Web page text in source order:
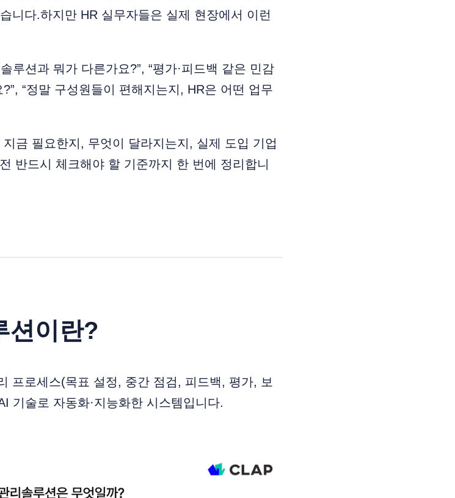
니다.하지만 HR 실무자들은 실제 현장에서 이런
루션과 뭐가 다른가요?”, “평가·피드백 같은 민감
“정말 구성원들이 편해지는지, HR은 어떤 업무
금 필요한지, 무엇이 달라지는지, 실제 도입 기업
반드시 체크해야 할 기준까지 한 번에 정리합니
션이란?
프로세스(목표 설정, 중간 점검, 피드백, 평가, 보
기술로 자동화·지능화한 시스템입니다.